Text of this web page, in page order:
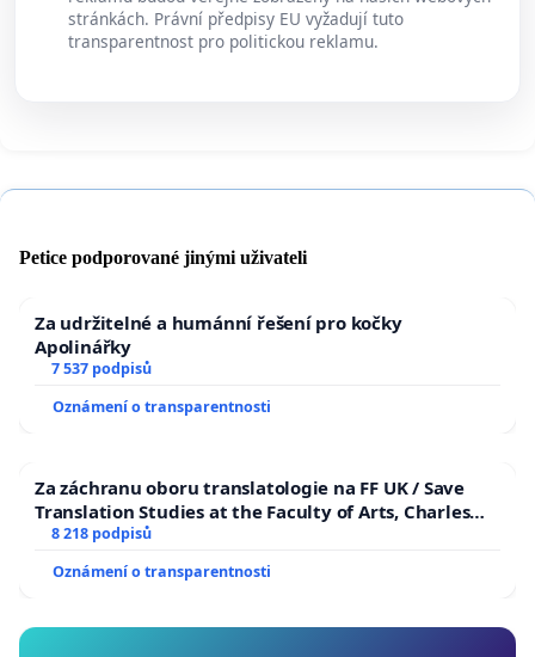
stránkách. Právní předpisy EU vyžadují tuto
transparentnost pro politickou reklamu.
Petice podporované jinými uživateli
Za udržitelné a humánní řešení pro kočky
Apolinářky
7 537 podpisů
Oznámení o transparentnosti
Za záchranu oboru translatologie na FF UK / Save
Translation Studies at the Faculty of Arts, Charles
University
8 218 podpisů
Oznámení o transparentnosti